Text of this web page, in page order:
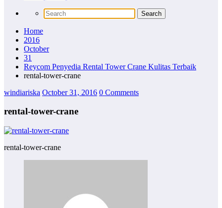
Home
2016
October
31
Reycom Penyedia Rental Tower Crane Kulitas Terbaik
rental-tower-crane
windiariska October 31, 2016 0 Comments
rental-tower-crane
rental-tower-crane